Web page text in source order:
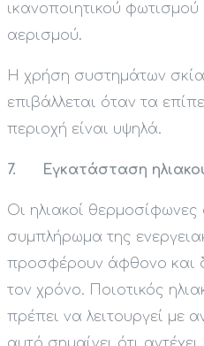
ικανοποιητικού
αερισμού.
Η χρήση συστημάτων
επιβάλλεται όταν τα
περιοχή είναι υψηλά.
7. Εγκατάσταση
Οι ηλιακοί
συμπλήρωμα της
προσφέρουν άφθονο και
τον χρόνο. Ποιοτικός
πρέπει να λειτουργεί με